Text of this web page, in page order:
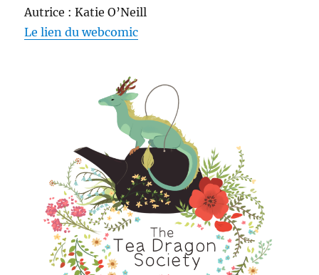
Autrice : Katie O’Neill
Le lien du webcomic